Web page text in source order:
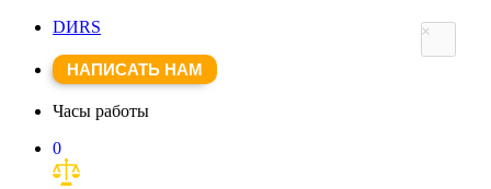
DИRS
НАПИСАТЬ НАМ
Часы работы
0
×